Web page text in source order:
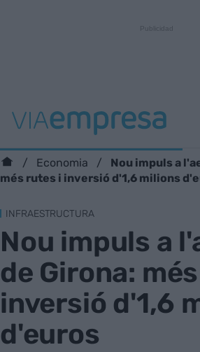
Economia
Nou impuls a
més rutes i inversió d'1,6 milions
INFRAESTRUCTURA
Nou impuls a
de Girona:
inversió d'1,6
d'euros